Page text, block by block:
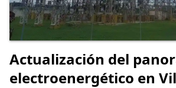
Actualización del
electroenergético en